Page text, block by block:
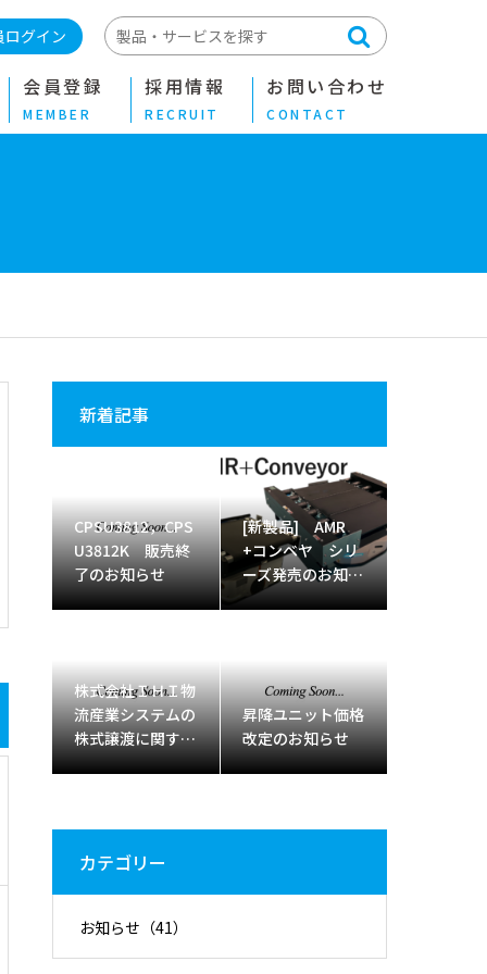
会員登録
MEMBER
採用情報
RECRUIT
お問い合わせ
CONTACT
ログイン
新着記事
CPSU3812，CPS
U3812K 販売終
了のお知らせ
[新製品] AMR
+コンベヤ シリ
ーズ発売のお知ら
せ
株式会社ＩＨＩ物
流産業システムの
株式譲渡に関する
お知らせ
昇降ユニット価格
改定のお知らせ
カテゴリー
お知らせ （41）